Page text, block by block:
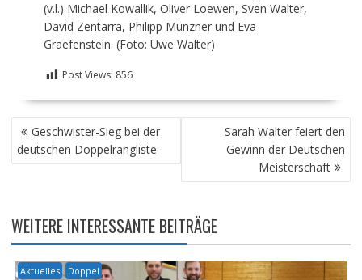
(v.l.) Michael Kowallik, Oliver Loewen, Sven Walter,
David Zentarra, Philipp Münzner und Eva
Graefenstein. (Foto: Uwe Walter)
Post Views: 856
BEITRAGSNAVIGATION
Geschwister-Sieg bei der
deutschen Doppelrangliste
Sarah Walter feiert den
Gewinn der Deutschen
Meisterschaft
WEITERE INTERESSANTE BEITRÄGE
Aktuelles Doppel